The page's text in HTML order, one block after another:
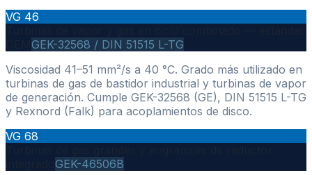
VG 46
GEK-32568 / DIN 51515 L-TG
Viscosidad 41–51 mm²/s a 40 °C. Grado más utilizado en
turbinas de gas de bastidor industrial y turbinas de vapor
de generación. Cumple GEK-32568 (GE), DIN 51515 L-TG
y Rexnord (Falk) para acoplamientos de disco.
VG 68
GEK-46506B